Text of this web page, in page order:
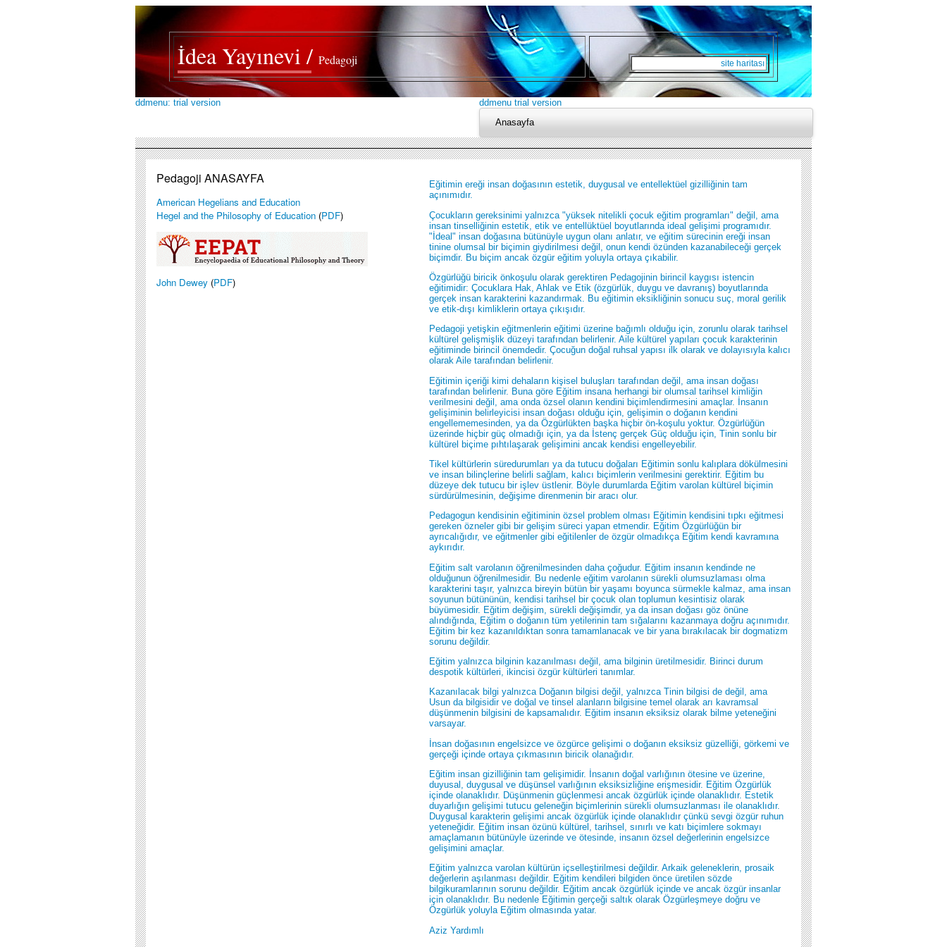
İdea Yayınevi / Pedagoji site haritası
ddmenu: trial version
ddmenu trial version
Anasayfa
Pedagoji ANASAYFA
American Hegelians and Education
Hegel and the Philosophy of Education (PDF)
John Dewey (PDF)
Eğitimin ereği insan doğasının estetik, duygusal ve entellektüel gizilliğinin tam
açınımıdır.
Çocukların gereksinimi yalnızca "yüksek nitelikli çocuk eğitim programları" değil, ama
insan tinselliğinin estetik, etik ve entellüktüel boyutlarında ideal gelişimi programıdır.
"İdeal" insan doğasına bütünüyle uygun olanı anlatır, ve eğitim sürecinin ereği insan
tinine olumsal bir biçimin giydirilmesi değil, onun kendi özünden kazanabileceği gerçek
biçimdir. Bu biçim ancak özgür eğitim yoluyla ortaya çıkabilir.
Özgürlüğü biricik önkoşulu olarak gerektiren Pedagojinin birincil kaygısı istencin
eğitimidir: Çocuklara Hak, Ahlak ve Etik (özgürlük, duygu ve davranış) boyutlarında
gerçek insan karakterini kazandırmak. Bu eğitimin eksikliğinin sonucu suç, moral gerilik
ve etik-dışı kimliklerin ortaya çıkışıdır.
Pedagoji yetişkin eğitmenlerin eğitimi üzerine bağımlı olduğu için, zorunlu olarak tarihsel
kültürel gelişmişlik düzeyi tarafından belirlenir. Aile kültürel yapıları çocuk karakterinin
eğitiminde birincil önemdedir. Çocuğun doğal ruhsal yapısı ilk olarak ve dolayısıyla kalıcı
olarak Aile tarafından belirlenir.
Eğitimin içeriği kimi dehaların kişisel buluşları tarafından değil, ama insan doğası
tarafından belirlenir. Buna göre Eğitim insana herhangi bir olumsal tarihsel kimliğin
verilmesini değil, ama onda özsel olanın kendini biçimlendirmesini amaçlar. İnsanın
gelişiminin belirleyicisi insan doğası olduğu için, gelişimin o doğanın kendini
engellememesinden, ya da Özgürlükten başka hiçbir ön-koşulu yoktur. Özgürlüğün
üzerinde hiçbir güç olmadığı için, ya da İstenç gerçek Güç olduğu için, Tinin sonlu bir
kültürel biçime pıhtılaşarak gelişimini ancak kendisi engelleyebilir.
Tikel kültürlerin süredurumları ya da tutucu doğaları Eğitimin sonlu kalıplara dökülmesini
ve insan bilinçlerine belirli sağlam, kalıcı biçimlerin verilmesini gerektirir. Eğitim bu
düzeye dek tutucu bir işlev üstlenir. Böyle durumlarda Eğitim varolan kültürel biçimin
sürdürülmesinin, değişime direnmenin bir aracı olur.
Pedagogun kendisinin eğitiminin özsel problem olması Eğitimin kendisini tıpkı eğitmesi
gereken özneler gibi bir gelişim süreci yapan etmendir. Eğitim Özgürlüğün bir
ayrıcalığıdır, ve eğitmenler gibi eğitilenler de özgür olmadıkça Eğitim kendi kavramına
aykırıdır.
Eğitim salt varolanın öğrenilmesinden daha çoğudur. Eğitim insanın kendinde ne
olduğunun öğrenilmesidir. Bu nedenle eğitim varolanın sürekli olumsuzlaması olma
karakterini taşır, yalnızca bireyin bütün bir yaşamı boyunca sürmekle kalmaz, ama insan
soyunun bütününün, kendisi tarihsel bir çocuk olan toplumun kesintisiz olarak
büyümesidir. Eğitim değişim, sürekli değişimdir, ya da insan doğası göz önüne
alındığında, Eğitim o doğanın tüm yetilerinin tam sığalarını kazanmaya doğru açınımıdır.
Eğitim bir kez kazanıldıktan sonra tamamlanacak ve bir yana bırakılacak bir dogmatizm
sorunu değildir.
Eğitim yalnızca bilginin kazanılması değil, ama bilginin üretilmesidir. Birinci durum
despotik kültürleri, ikincisi özgür kültürleri tanımlar.
Kazanılacak bilgi yalnızca Doğanın bilgisi değil, yalnızca Tinin bilgisi de değil, ama
Usun da bilgisidir ve doğal ve tinsel alanların bilgisine temel olarak arı kavramsal
düşünmenin bilgisini de kapsamalıdır. Eğitim insanın eksiksiz olarak bilme yeteneğini
varsayar.
İnsan doğasının engelsizce ve özgürce gelişimi o doğanın eksiksiz güzelliği, görkemi ve
gerçeği içinde ortaya çıkmasının biricik olanağıdır.
Eğitim insan gizilliğinin tam gelişimidir. İnsanın doğal varlığının ötesine ve üzerine,
duyusal, duygusal ve düşünsel varlığının eksiksizliğine erişmesidir. Eğitim Özgürlük
içinde olanaklıdır. Düşünmenin güçlenmesi ancak özgürlük içinde olanaklıdır. Estetik
duyarlığın gelişimi tutucu geleneğin biçimlerinin sürekli olumsuzlanması ile olanaklıdır.
Duygusal karakterin gelişimi ancak özgürlük içinde olanaklıdır çünkü sevgi özgür ruhun
yeteneğidir. Eğitim insan özünü kültürel, tarihsel, sınırlı ve katı biçimlere sokmayı
amaçlamanın bütünüyle üzerinde ve ötesinde, insanın özsel değerlerinin engelsizce
gelişimini amaçlar.
Eğitim yalnızca varolan kültürün içselleştirilmesi değildir. Arkaik geleneklerin, prosaik
değerlerin aşılanması değildir. Eğitim kendileri bilgiden önce üretilen sözde
bilgikuramlarının sorunu değildir. Eğitim ancak özgürlük içinde ve ancak özgür insanlar
için olanaklıdır. Bu nedenle Eğitimin gerçeği saltık olarak Özgürleşmeye doğru ve
Özgürlük yoluyla Eğitim olmasında yatar.
Aziz Yardımlı